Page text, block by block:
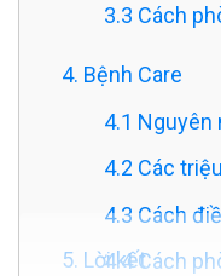
3.3 Cách
4. Bệnh Care
4.1 Nguyên
4.2 Các
4.3 Cách
4.4 Cách
5. Lời kết